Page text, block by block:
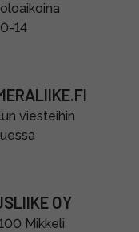
14
viesteihin
OY
Mikkeli